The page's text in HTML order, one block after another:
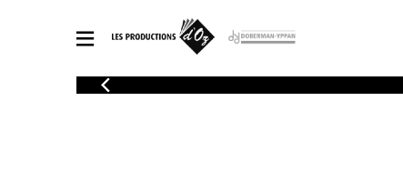
CATALOGUE